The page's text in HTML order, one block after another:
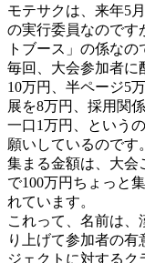
モテサクは、来年5
の実行委員なのです
トブース」の係なの
毎回、大会参加者に
10万円、半ページ5
展を8万円、採用関
一口1万円、という
願いしているのです。
集まる金額は、大会
で100万円ちょっと
れています。
これって、名前は、
り上げて参加者の有
ジェクトに対するク